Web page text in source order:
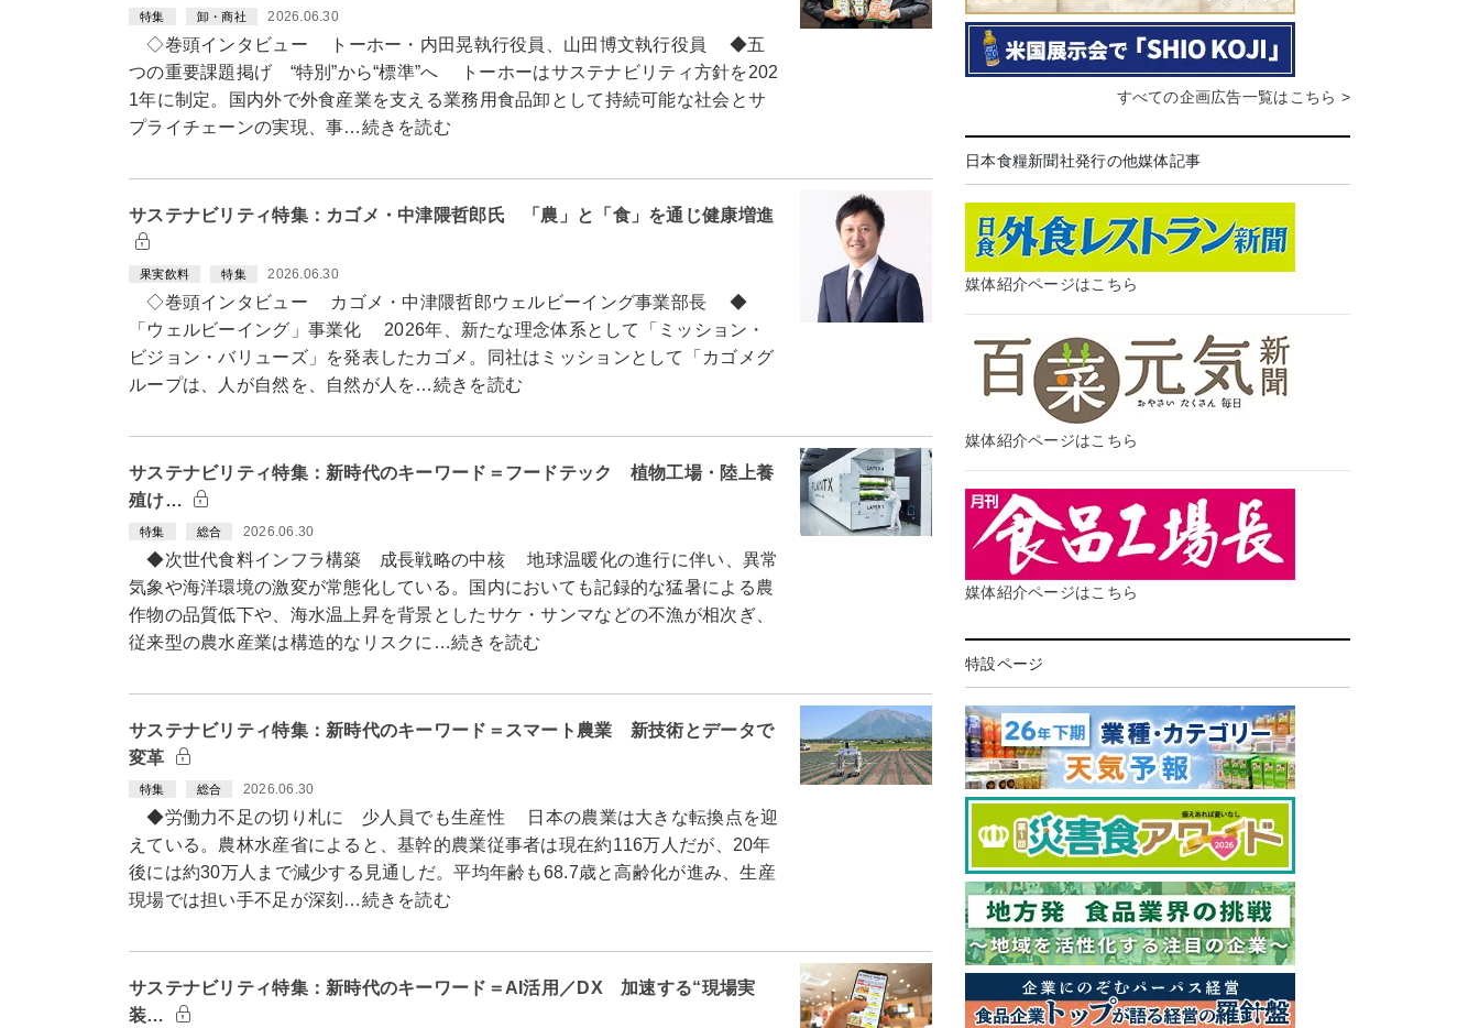
特集 卸・商社 2026.06.30
◇巻頭インタビュー トーホー・内田晃執行役員、山田博文執行役員 ◆五
つの重要課題掲げ “特別”から“標準”へ トーホーはサステナビリティ方針を202
1年に制定。国内外で外食産業を支える業務用食品卸として持続可能な社会とサ
プライチェーンの実現、事…続きを読む
サステナビリティ特集：カゴメ・中津隈哲郎氏 「農」と「食」を通じ健康増進
果実飲料 特集 2026.06.30
◇巻頭インタビュー カゴメ・中津隈哲郎ウェルビーイング事業部長 ◆
「ウェルビーイング」事業化 2026年、新たな理念体系として「ミッション・
ビジョン・バリューズ」を発表したカゴメ。同社はミッションとして「カゴメグ
ループは、人が自然を、自然が人を…続きを読む
サステナビリティ特集：新時代のキーワード＝フードテック 植物工場・陸上養
殖け…
特集 総合 2026.06.30
◆次世代食料インフラ構築 成長戦略の中核 地球温暖化の進行に伴い、異常
気象や海洋環境の激変が常態化している。国内においても記録的な猛暑による農
作物の品質低下や、海水温上昇を背景としたサケ・サンマなどの不漁が相次ぎ、
従来型の農水産業は構造的なリスクに…続きを読む
サステナビリティ特集：新時代のキーワード＝スマート農業 新技術とデータで
変革
特集 総合 2026.06.30
◆労働力不足の切り札に 少人員でも生産性 日本の農業は大きな転換点を迎
えている。農林水産省によると、基幹的農業従事者は現在約116万人だが、20年
後には約30万人まで減少する見通しだ。平均年齢も68.7歳と高齢化が進み、生産
現場では担い手不足が深刻…続きを読む
サステナビリティ特集：新時代のキーワード＝AI活用／DX 加速する“現場実
装…
すべての企画広告一覧はこちら >
日本食糧新聞社発行の他媒体記事
媒体紹介ページはこちら
媒体紹介ページはこちら
媒体紹介ページはこちら
特設ページ